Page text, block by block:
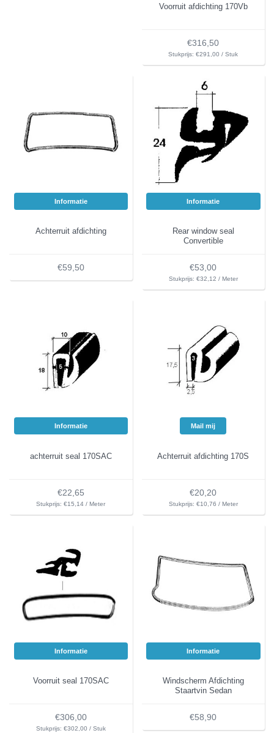
Voorruit afdichting 170Vb
€316,50
Stukprijs: €291,00 / Stuk
Informatie
Achterruit afdichting
€59,50
Informatie
Rear window seal
Convertible
€53,00
Stukprijs: €32,12 / Meter
Informatie
achterruit seal 170SAC
€22,65
Stukprijs: €15,14 / Meter
Mail mij
Achterruit afdichting 170S
€20,20
Stukprijs: €10,76 / Meter
Informatie
Voorruit seal 170SAC
€306,00
Stukprijs: €302,00 / Stuk
Informatie
Windscherm Afdichting
Staartvin Sedan
€58,90